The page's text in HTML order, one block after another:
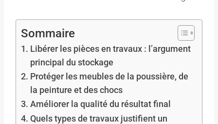
Sommaire
Libérer les pièces en travaux : l’argument
principal du stockage
Protéger les meubles de la poussière, de
la peinture et des chocs
Améliorer la qualité du résultat final
Quels types de travaux justifient un